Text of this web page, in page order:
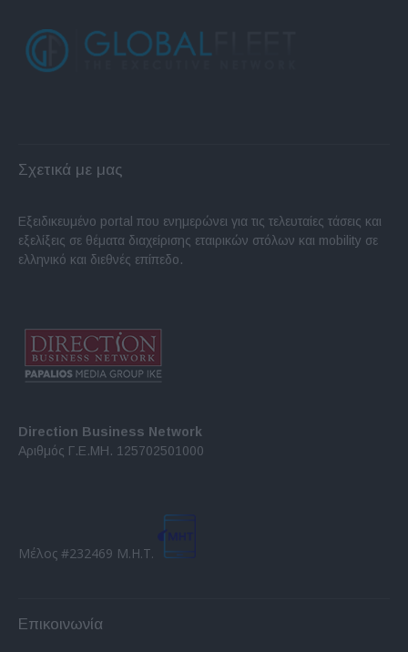
Σχετικά με μας
Εξειδικευμένο portal που ενημερώνει για τις τελευταίες τάσεις και
εξελίξεις σε θέματα διαχείρισης εταιρικών στόλων και mobility σε
ελληνικό και διεθνές επίπεδο.
Direction Business Network
Αριθμός Γ.Ε.ΜΗ. 125702501000
Μέλος #232469 Μ.Η.Τ.
Επικοινωνία